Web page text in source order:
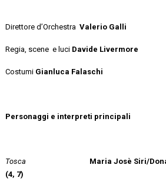
Direttore d’OrchestraValerio Galli
Regia, scene e luci Davide Livermore
Costumi Gianluca Falaschi
Personaggi e interpreti principali
Tosca Maria Josè Siri/Donata
(4, 7)